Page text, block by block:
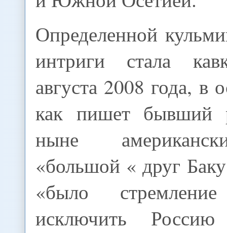
Определенной
интриги стала
августа 2008 года, в
как пишет бывший
ныне
«большой « друг
«было
исключить